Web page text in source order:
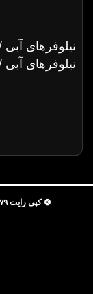
نیلوفرهای
نیلوفرهای آبی
© کپی رایت ۱۳۷۹ - ۱۴۰۱ - لاچینی میدیا - کلیه حقوق محفوظ است